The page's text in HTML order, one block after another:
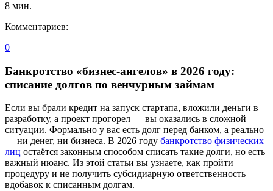
8 мин.
Комментариев:
0
Банкротство «бизнес-ангелов» в 2026 году:
списание долгов по венчурным займам
Если вы брали кредит на запуск стартапа, вложили деньги в
разработку, а проект прогорел — вы оказались в сложной
ситуации. Формально у вас есть долг перед банком, а реально
— ни денег, ни бизнеса. В 2026 году банкротство физических
лиц остаётся законным способом списать такие долги, но есть
важный нюанс. Из этой статьи вы узнаете, как пройти
процедуру и не получить субсидиарную ответственность
вдобавок к списанным долгам.